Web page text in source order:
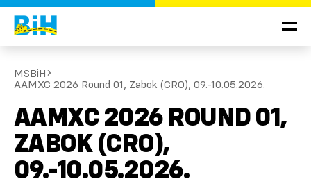
MSBiH
AAMXC 2026 Round 01, Zabok (CRO), 09.-10.05.2026.
AAMXC 2026 ROUND 01,
ZABOK (CRO),
09.-10.05.2026.